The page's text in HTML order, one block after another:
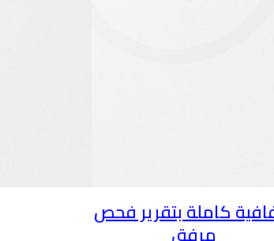
كاملة بتقرير فحص